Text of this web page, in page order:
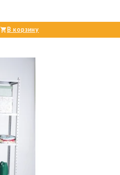
В корзину